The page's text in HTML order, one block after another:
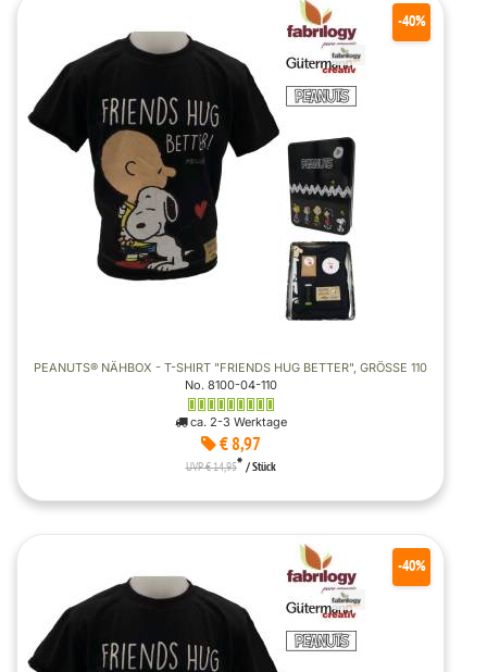
PEANUTS® NÄHBOX - T-SHIRT "FRIENDS HUG BETTER", GRÖSSE 110
No. 8100-04-110
ca. 2-3 Werktage
€ 8,97
-40%
UVP € 14,95* / Stück
-40%